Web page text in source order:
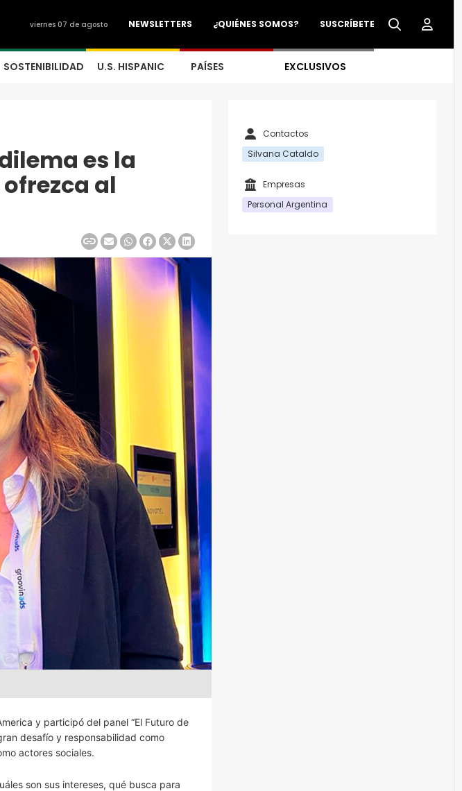
SUSCRÍBETE
¿QUIÉNES SOMOS?
NEWSLETTERS
viernes 07 de agosto
SOSTENIBILIDAD U.S. HISPANIC PAÍSES EXCLUSIVOS
es la
al
y participó del panel “El Futuro de
desafío y responsabilidad como
actores sociales.
son sus intereses, qué busca para
Contactos
Silvana Cataldo
Empresas
Personal Argentina